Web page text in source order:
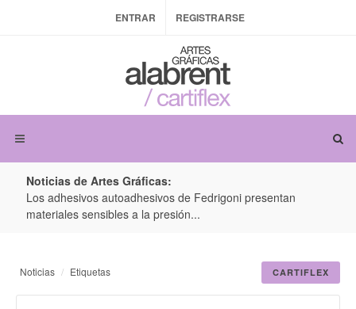
ENTRAR REGISTRARSE
Noticias de Artes Gráficas:
Los adhesivos autoadhesivos de Fedrigoni presentan
materiales sensibles a la presión...
CARTIFLEX
Noticias Etiquetas